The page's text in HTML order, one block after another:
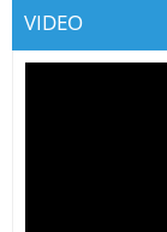
VIDEO